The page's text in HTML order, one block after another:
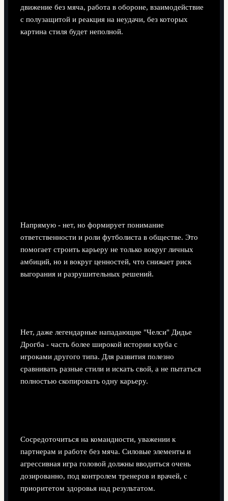
движение без мяча, работа в обороне, взаимодействие
с полузащитой и реакция на неудачи, без которых
картина стиля будет неполной.
Напрямую - нет, но формирует понимание
ответственности и роли футболиста в обществе. Это
помогает строить карьеру не только вокруг личных
амбиций, но и вокруг ценностей, что снижает риск
выгорания и разрушительных решений.
Нет, даже легендарные нападающие "Челси" Дидье
Дрогба - часть более широкой истории клуба с
игроками другого типа. Для развития полезно
сравнивать разные стили и искать свой, а не пытаться
полностью скопировать одну карьеру.
Сосредоточиться на командности, уважении к
партнерам и работе без мяча. Силовые элементы и
агрессивная игра головой должны вводиться очень
дозированно, под контролем тренеров и врачей, с
приоритетом здоровья над результатом.